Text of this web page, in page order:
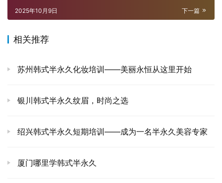
下一篇
2025年10月9日
相关推荐
苏州韩式半永久化妆培训——美丽永恒从这里开始
银川韩式半永久纹眉，时尚之选
绍兴韩式半永久短期培训——成为一名半永久美容专家
厦门哪里学韩式半永久